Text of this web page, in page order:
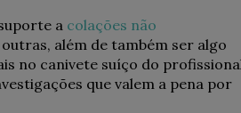
a colações não
além de também ser algo
no canivete suíço do
que valem a pena por